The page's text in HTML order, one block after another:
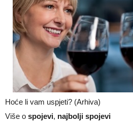
Hoće li vam uspjeti? (Arhiva)
Više o spojevi, najbolji spojevi